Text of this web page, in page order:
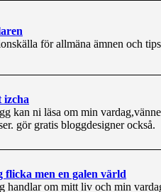
för allmäna ämnen och tips
izcha
kan ni läsa om min
gör gratis bloggdesigner också.
flicka men en galen värld
handlar om mitt liv och min